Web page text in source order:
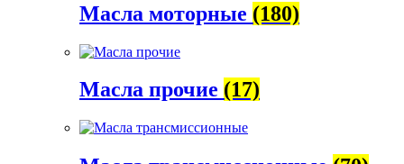
Масла моторные (180)
Масла прочие (17)